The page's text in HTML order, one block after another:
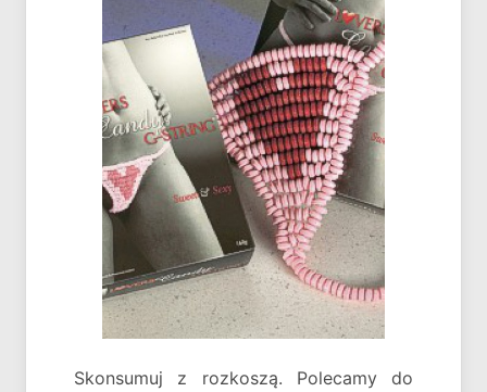
Skonsumuj z rozkoszą. Polecamy do